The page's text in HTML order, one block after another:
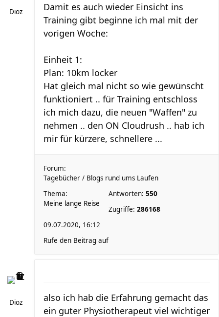
Dioz
Damit es auch wieder Einsicht ins
Training gibt beginne ich mal mit der
vorigen Woche:
Einheit 1:
Plan: 10km locker
Hat gleich mal nicht so wie gewünscht
funktioniert .. für Training entschloss
ich mich dazu, die neuen "Waffen" zu
nehmen .. den ON Cloudrush .. hab ich
mir für kürzere, schnellere ...
Forum:
Tagebücher / Blogs rund ums Laufen
Thema:
Meine lange Reise
Antworten: 550
Zugriffe: 286168
09.07.2020, 16:12
Rufe den Beitrag auf
Dioz
also ich hab die Erfahrung gemacht das
ein guter Physiotherapeut viel wichtiger